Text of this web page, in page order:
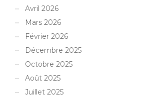
Avril 2026
Mars 2026
Février 2026
Décembre 2025
Octobre 2025
Août 2025
Juillet 2025